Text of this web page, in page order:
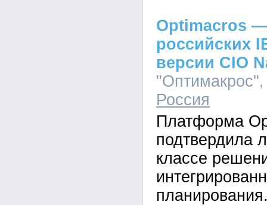
Optimacros —
российских
версии CIO
Россия
Платформа
подтвердила
классе